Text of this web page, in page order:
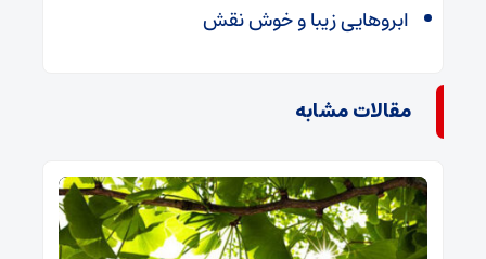
ابروهایی زیبا و خوش نقش
مقالات مشابه